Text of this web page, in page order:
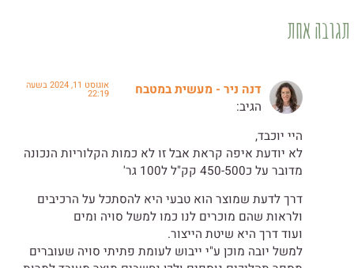
תגובה אחת
דנה ניר - מעשית במטבח
הגיב:
אוגוסט 11, 2024 בשעה
22:19
היי יוכבד,
לא יודעת איפה קראת אבל זו לא כמות הקלוריות הנכונה
מדובר על כ450-500 קק"ל ל100 גר'
דרך לדעת שמוצר הוא טבעי היא להסתכל על הרכיבים
ולראות שהם מוכרים לנו כמו למשל סויה ומים
ועוד דרך היא שיטת הייצור.
למשל יובה מוכן ע"י ייבוש לעומת פתיתי סויה שעוברים